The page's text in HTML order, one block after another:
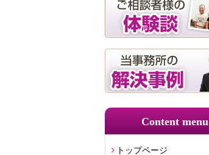
Content menu
トップページ